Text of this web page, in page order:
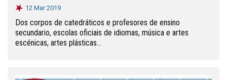
12 Mar 2019
Dos corpos de catedráticos e profesores de ensino
secundario, escolas oficiais de idiomas, música e artes
escénicas, artes plásticas...